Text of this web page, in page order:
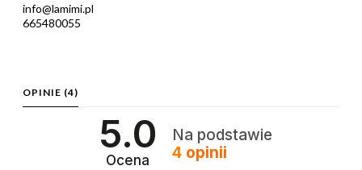
info@lamimi.pl
665480055
OPINIE (4)
5.0
Ocena
Na podstawie
4opinii